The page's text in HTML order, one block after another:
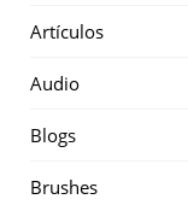
Artículos
Audio
Blogs
Brushes